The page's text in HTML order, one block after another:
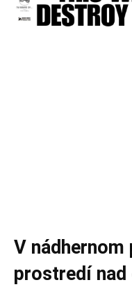
V
prostredí nad